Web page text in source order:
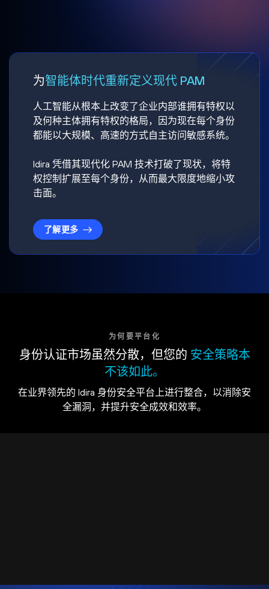
为智能体时代重新定义现代 PAM
人工智能从根本上改变了企业内部谁拥有特权以
及何种主体拥有特权的格局，因为现在每个身份
都能以大规模、高速的方式自主访问敏感系统。
Idira 凭借其现代化 PAM 技术打破了现状，将特
权控制扩展至每个身份，从而最大限度地缩小攻
击面。
了解更多
为何要平台化
身份认证市场虽然分散，但您的 安全策略本
不该如此。
在业界领先的 Idira 身份安全平台上进行整合，以消除安
全漏洞，并提升安全成效和效率。